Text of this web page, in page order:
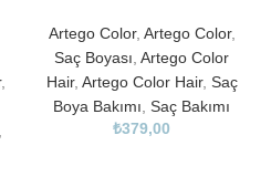
,
Artego Color, Artego Color,
Saç Boyası Artego Color
Hair, Artego Color Hair, Saç
Boya Bakımı Saç Bakımı
₺379,00